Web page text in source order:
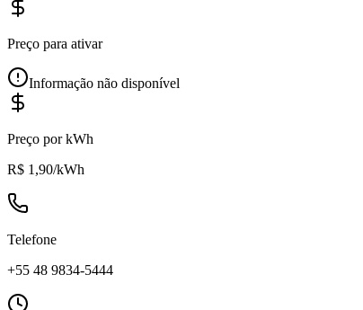
Preço para ativar
Informação não disponível
Preço por kWh
R$ 1,90/kWh
Telefone
+55 48 9834-5444